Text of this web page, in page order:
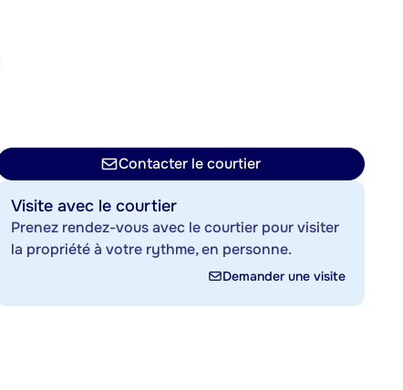
Contacter le courtier
Visite avec le courtier
Prenez rendez-vous avec le courtier pour visiter
la propriété à votre rythme, en personne.
Demander une visite